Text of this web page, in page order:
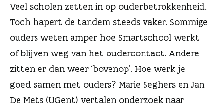
Veel scholen zetten in op ouderbetrokkenheid.
Toch hapert de tandem steeds vaker. Sommige
ouders weten amper hoe Smartschool werkt
of blijven weg van het oudercontact. Andere
zitten er dan weer ‘bovenop’. Hoe werk je
goed samen met ouders? Marie Seghers en Jan
De Mets (UGent) vertalen onderzoek naar